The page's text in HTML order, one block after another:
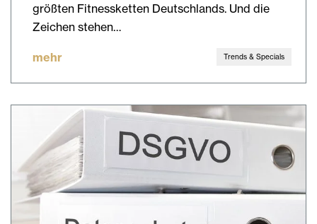
größten Fitnessketten Deutschlands. Und die
Zeichen stehen…
mehr Trends & Specials